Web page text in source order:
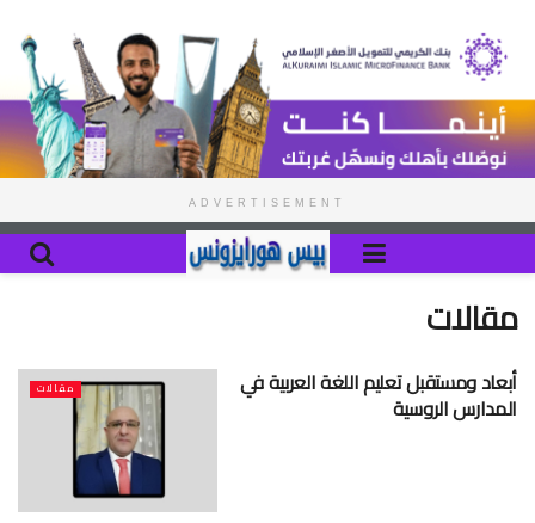
ADVERTISEMENT
مقالات
مقالات أبعاد ومستقبل تعليم اللغة العربية في
المدارس الروسية